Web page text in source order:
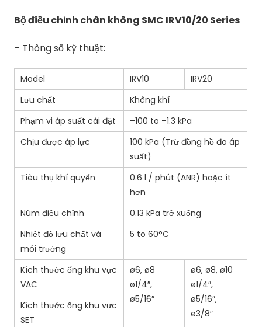
Bộ điều chỉnh chân không SMC IRV10/20 Series
– Thông số kỹ thuật:
Model IRV10
IRV20
Lưu chất
Không khí
Phạm vi áp suất cài đặt
–100 to –1.3 kPa
Chịu được áp lực
100 kPa (Trừ đồng hồ đo áp
suất)
Tiêu thụ khí quyển
0.6 l / phút (ANR) hoặc ít
hơn
Núm điều chỉnh
0.13 kPa trở xuống
Nhiệt độ lưu chất và
môi trường
5 to 60°C
Kích thước ống khu vực
VAC
ø6, ø8
ø1/4″,
ø5/16″
ø6, ø8, ø10
ø1/4″,
ø5/16″,
ø3/8″
Kích thước ống khu vực
SET